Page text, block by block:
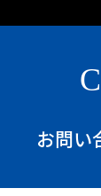
お問い